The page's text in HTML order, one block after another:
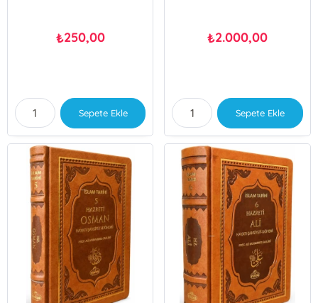
₺250,00
Sepete Ekle
₺2.000,00
Sepete Ekle